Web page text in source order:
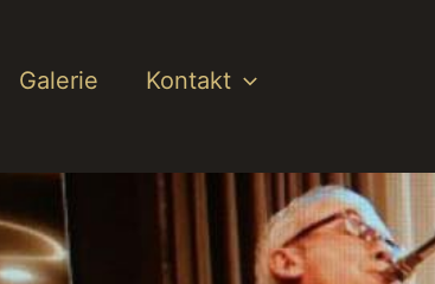
Galerie Kontakt